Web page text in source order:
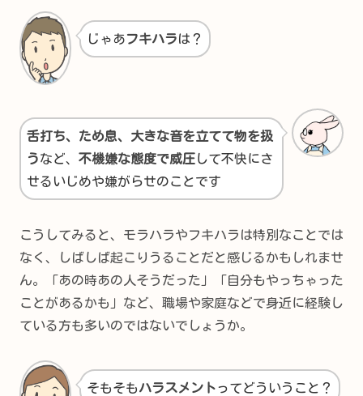
じゃあフキハラは？
舌打ち、ため息、大きな音を立てて物を扱
うなど、 不機嫌な態度で威圧して不快にさ
せるいじめや嫌がらせのことです
こうしてみると、モラハラやフキハラは特別なことでは
なく、しばしば起こりうることだと感じるかもしれませ
ん。「あの時あの人そうだった」「自分もやっちゃった
ことがあるかも」など、職場や家庭などで身近に経験し
ている方も多いのではないでしょうか。
そもそもハラスメントってどういうこと？